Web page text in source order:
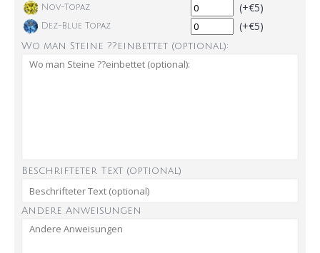
Nov-Topaz (+€5)
Dez-Blue Topaz (+€5)
Wo man Steine ??einbettet (optional):
Beschrifteter Text (optional)
Andere Anweisungen